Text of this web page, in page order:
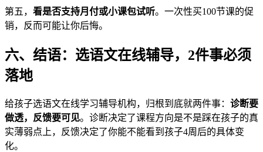
第五， 看是否支持月付或小课包试听。一次性买100节课的促
销，反而可能让你后悔。
六、结语：选语文在线辅导，2件事必须
落地
给孩子选语文在线学习辅导机构，归根到底就两件事： 诊断要
做透，反馈要可见。诊断决定了课程方向是不是踩在孩子的真
实薄弱点上，反馈决定了你能不能看到孩子4周后的具体变
化。